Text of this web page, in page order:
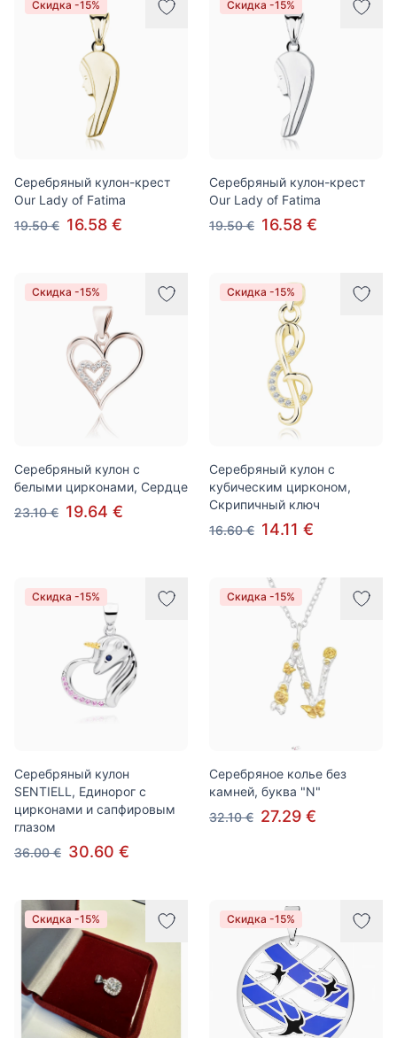
Скидка -15%
Серебряный кулон-крест
Our Lady of Fatima
19.50 € 16.58 €
Скидка -15%
Серебряный кулон-крест
Our Lady of Fatima
19.50 € 16.58 €
Скидка -15%
Серебряный кулон с
белыми цирконами, Сердце
23.10 € 19.64 €
Скидка -15%
Серебряный кулон с
кубическим цирконом,
Скрипичный ключ
16.60 € 14.11 €
Скидка -15%
Серебряный кулон
SENTIELL, Единорог с
цирконами и сапфировым
глазом
36.00 € 30.60 €
Скидка -15%
Серебряное колье без
камней, буква "N"
32.10 € 27.29 €
Скидка -15% Скидка -15%